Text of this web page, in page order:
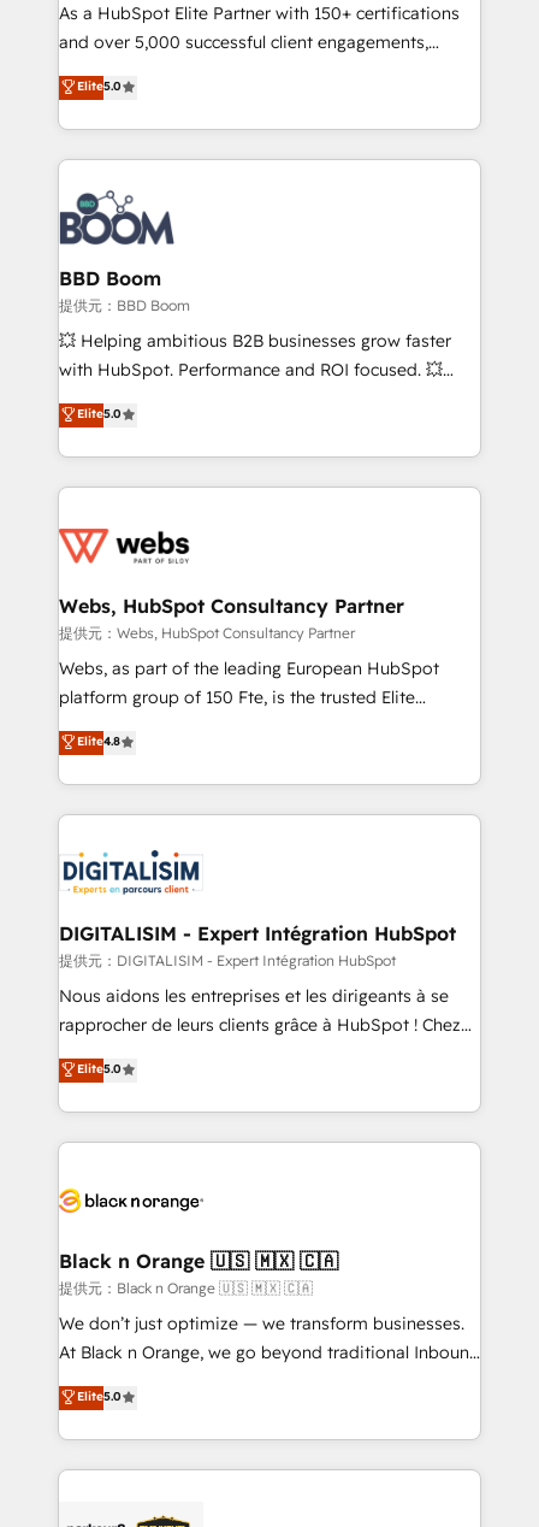
de conversion qui transforment les visiteurs en
opportunités d'affaires ➤ La mise en place de
stratégies d'acquisition marketing (SEO, SEA,
inbound, automatisation marketing, ABM, IA,
emailing) Informations clés : - 10 ans d'expérience -
100+ intégrations CRM HubSpot réussies - 40
experts conseil - 150 certifications HubSpot
cumulées
As a HubSpot Elite Partner with 150+ certifications
and over 5,000 successful client engagements,
Vonazon turns marketing complexity into
measurable, scalable growth. From onboarding to
enterprise-grade campaigns, our in-house team
builds scalable strategies that drive long-term
revenue. ⚙️ HubSpot Integration & Optimization •
Seamless CRM, CMS, and automation setup •
Complex platform migrations and data cleanups •
Custom APIs and third-party integrations 📈 End-to-
End Revenue Acceleration • Lifecycle marketing and
pipeline growth programs • Sales enablement tools
and CRM optimization • Retention strategies with
Execution • 750+ onboardings and 2,000+
implementations • Deep expertise across marketing,
Elite5.0
BBD Boom
提供元：BBD Boom
💥 Helping ambitious B2B businesses grow faster
with HubSpot. Performance and ROI focused. 💥
BBD Boom is the HubSpot partner that can help you
to HubSpot Better. We work with your teams to
solve all your HubSpot challenges and improve user
adoption, sales process and marketing results.
the first time 🔧 Designing and optimising your
and build using HubSpot 🔌 Integrating HubSpot
with other systems 🎓 Training your teams to be
HubSpot pros 📊 Lead generation services using
HubSpot Why us? - SIX HubSpot Accreditations -
CRM, Solutions Architecture, Onboarding , Data
Migration, Custom Integration & Platform
team of 25+ experts Contact us today to help you
get more from your investment in HubSpot.
Elite5.0
Webs, HubSpot Consultancy Partner
提供元：Webs, HubSpot Consultancy Partner
Webs, as part of the leading European HubSpot
platform group of 150 Fte, is the trusted Elite
HubSpot CRM Partner offering you a roadmap on
maximizing EBITDA and achieving Commercial
Excellence. With our targeted processes, we
strengthen your digital transformation and minimize
Implementation partner, we provide expertise to
drive your business forward. Since 2015 we are fully
dedicated to HubSpot and with an experienced
team (50+), we work with reputable companies in
B2B sectors such as manufacturing, SaaS and
business services. We prepare a customized
impact of your digital transformation, including a
detailed financial rationale with a focus on ROI and
embark on a transformational journey that sets your
business up for long-term success. Unlock your
business. If not now, when?
Elite4.8
DIGITALISIM - Expert Intégration HubSpot
提供元：DIGITALISIM - Expert Intégration HubSpot
Nous aidons les entreprises et les dirigeants à se
rapprocher de leurs clients grâce à HubSpot ! Chez
DIGITALISIM, nous avons l'intime conviction que la
réussite des entreprises passe par l’innovation web,
le marketing digital, et la relation client ! C'est
pourquoi, nos experts sont à la fois capables de
référencement, votre stratégie digitale et le pilotage
projet HubSpot avec DIGITALISIM : 🧽 Nettoyage,
migration et intégration des bases de données. 🚀
Développement des interfaces avec vos logiciels
métiers ⚙️ Configuration de la plateforme HubSpot
Book Process & Guidelines utilisateurs 🎓
Formations des utilisateurs
Elite5.0
Black n Orange 🇺🇸 🇲🇽 🇨🇦
提供元：Black n Orange 🇺🇸 🇲🇽 🇨🇦
We don’t just optimize — we transform businesses.
At Black n Orange, we go beyond traditional Inbound
Marketing with our exclusive methodologies:
BOOMS and BOOST. Together, they form a powerful
combination that has driven success for over 800
businesses worldwide. As Elite HubSpot Partners, we
Elite5.0